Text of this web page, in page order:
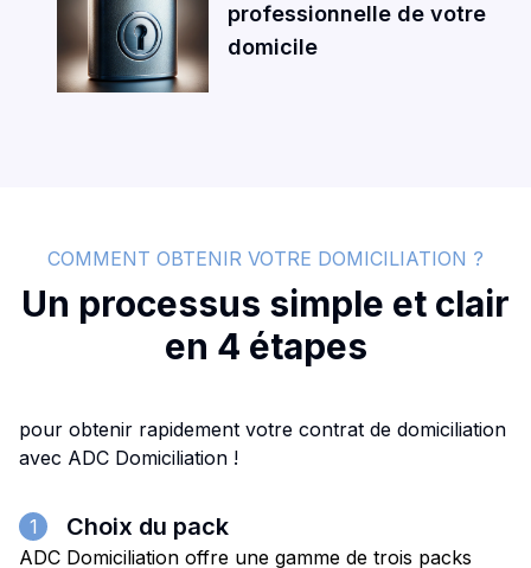
professionnelle de votre
domicile
COMMENT OBTENIR VOTRE DOMICILIATION ?
Un processus simple et clair
en 4 étapes
pour obtenir rapidement votre contrat de domiciliation
avec ADC Domiciliation !
1 Choix du pack
ADC Domiciliation offre une gamme de trois packs